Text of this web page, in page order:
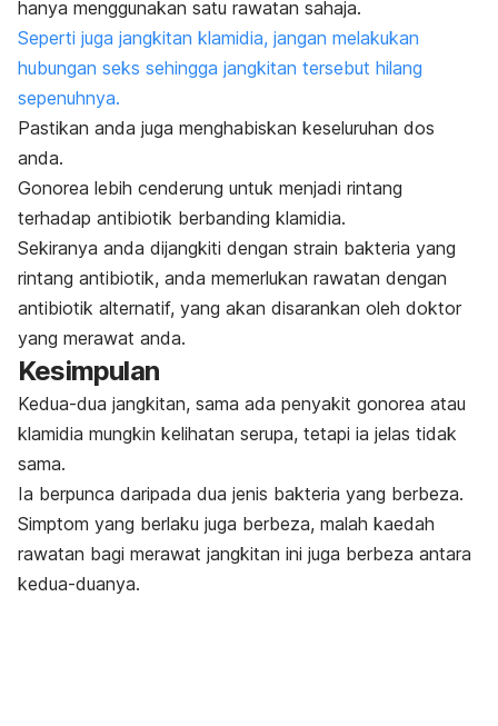
hanya menggunakan satu rawatan sahaja.
Seperti juga jangkitan klamidia, jangan melakukan
hubungan seks sehingga jangkitan tersebut hilang
sepenuhnya.
Pastikan anda juga menghabiskan keseluruhan dos
anda.
Gonorea lebih cenderung untuk menjadi rintang
terhadap antibiotik berbanding klamidia.
Sekiranya anda dijangkiti dengan strain bakteria yang
rintang antibiotik, anda memerlukan rawatan dengan
antibiotik alternatif, yang akan disarankan oleh doktor
yang merawat anda.
Kesimpulan
Kedua-dua jangkitan, sama ada penyakit gonorea atau
klamidia mungkin kelihatan serupa, tetapi ia jelas tidak
sama.
Ia berpunca daripada dua jenis bakteria yang berbeza.
Simptom yang berlaku juga berbeza, malah kaedah
rawatan bagi merawat jangkitan ini juga berbeza antara
kedua-duanya.